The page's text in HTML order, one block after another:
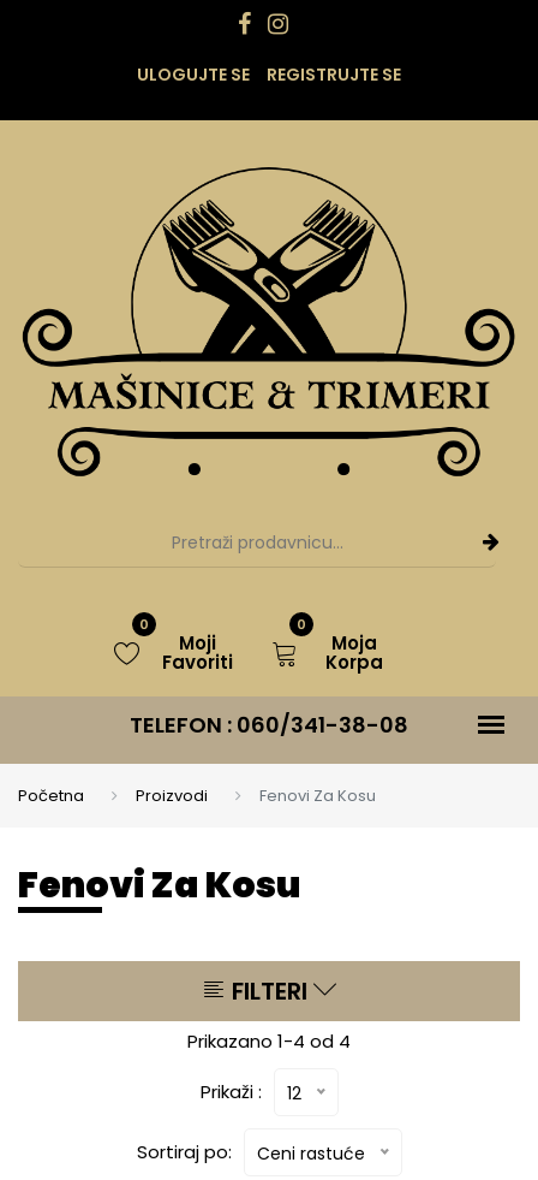
ULOGUJTE SE REGISTRUJTE SE
0
Moji
Favoriti
0
Moja
Korpa
TELEFON : 060/341-38-08
Početna Proizvodi Fenovi Za Kosu
Fenovi Za Kosu
FILTERI
Prikazano 1-4 od 4
Prikaži :
12
Sortiraj po: Ceni rastuće